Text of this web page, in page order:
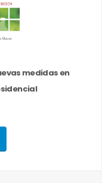
medidas en